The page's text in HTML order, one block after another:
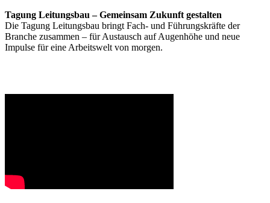
Tagung Leitungsbau – Gemeinsam Zukunft gestalten
Die Tagung Leitungsbau bringt Fach- und Führungskräfte der
Branche zusammen – für Austausch auf Augenhöhe und neue
Impulse für eine Arbeitswelt von morgen.